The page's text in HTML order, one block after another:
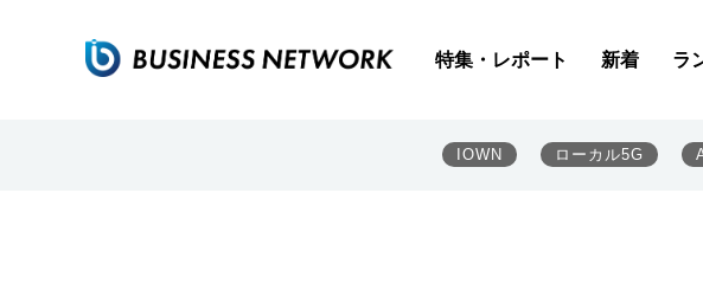
特集・レポート 新着 ラ
IOWN ローカル5G